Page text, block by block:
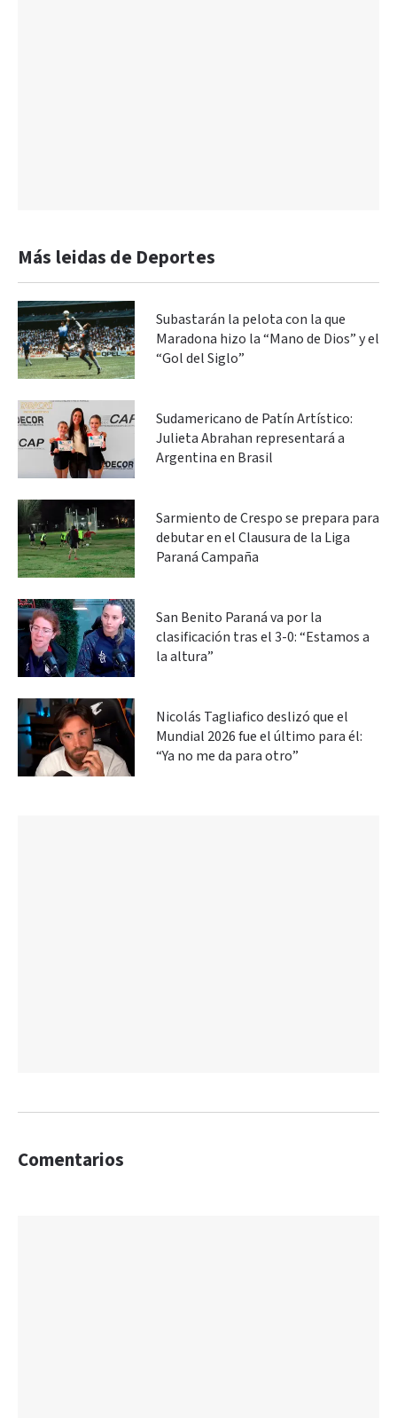
Más leidas de Deportes
Subastarán la pelota con la que
Maradona hizo la “Mano de Dios” y el
“Gol del Siglo”
Sudamericano de Patín Artístico:
Julieta Abrahan representará a
Argentina en Brasil
Sarmiento de Crespo se prepara para
debutar en el Clausura de la Liga
Paraná Campaña
San Benito Paraná va por la
clasificación tras el 3-0: “Estamos a
la altura”
Nicolás Tagliafico deslizó que el
Mundial 2026 fue el último para él:
“Ya no me da para otro”
Comentarios